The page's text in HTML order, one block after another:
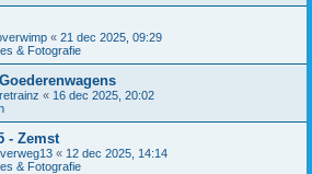
« 21 dec 2025, 09:29
& Fotografie
« 16 dec 2025, 20:02
- Zemst
« 12 dec 2025, 14:14
& Fotografie